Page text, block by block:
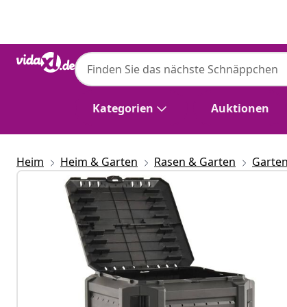
Kategorien Auktionen
Heim Heim & Garten Rasen & Garten